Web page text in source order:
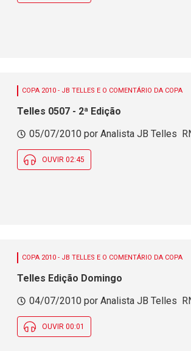
COPA 2010 - JB TELLES E O COMENTÁRIO DA COPA
Telles 0507 - 2ª Edição
05/07/2010 por Analista JB Telles 
OUVIR 02:45
COPA 2010 - JB TELLES E O COMENTÁRIO DA COPA
Telles Edição Domingo
04/07/2010 por Analista JB Telles 
OUVIR 00:01